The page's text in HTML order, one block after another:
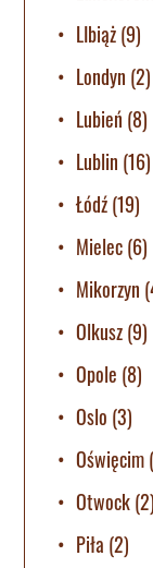
LIbiąż(9)
Londyn (2)
Lubień (8)
Lublin (16)
Łódź(19)
Mielec(6)
Mikorzyn
Olkusz(9)
Opole (8)
Oslo (3)
Oświęcim
Otwock(2)
Piła (2)